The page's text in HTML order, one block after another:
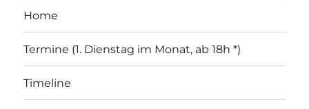
Home
Termine (1. Dienstag im Monat, ab 18h *)
Timeline